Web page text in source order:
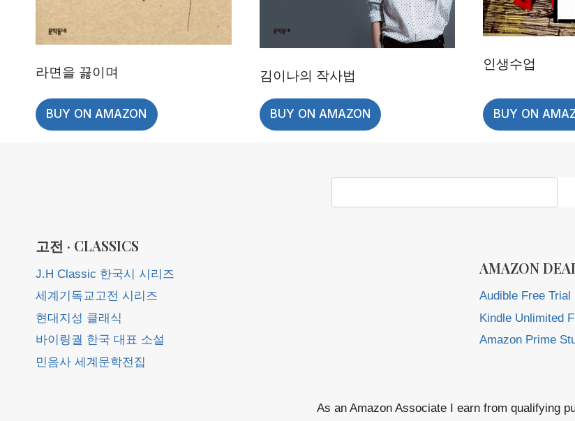
라면을 끓이며
BUY ON AMAZON
김이나의 작사법
BUY ON AMAZON
인생수업
BUY ON
고전 · CLASSICS
J.H Classic 한국시 시리즈
세계기독교고전 시리즈
현대지성 클래식
바이링궐 한국 대표 소설
민음사 세계문학전집
AMAZON
Audible Free Trial
Kindle Unlimited
Amazon Prime
As an Amazon Associate I earn from qualifying